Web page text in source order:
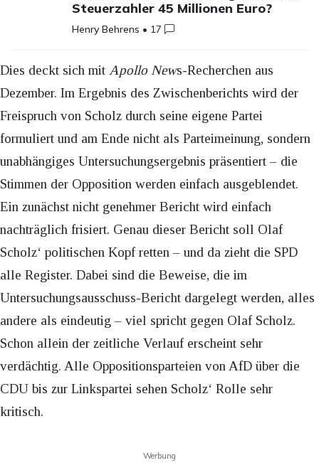
Steuerzahler 45 Millionen Euro?
Henry Behrens • 17
Dies deckt sich mit Apollo News-Recherchen aus
Dezember. Im Ergebnis des Zwischenberichts wird der
Freispruch von Scholz durch seine eigene Partei
formuliert und am Ende nicht als Parteimeinung, sondern
unabhängiges Untersuchungsergebnis präsentiert – die
Stimmen der Opposition werden einfach ausgeblendet.
Ein zunächst nicht genehmer Bericht wird einfach
nachträglich frisiert. Genau dieser Bericht soll Olaf
Scholz‘ politischen Kopf retten – und da zieht die SPD
alle Register. Dabei sind die Beweise, die im
Untersuchungsausschuss-Bericht dargelegt werden, alles
andere als eindeutig – viel spricht gegen Olaf Scholz.
Schon allein der zeitliche Verlauf erscheint sehr
verdächtig. Alle Oppositionsparteien von AfD über die
CDU bis zur Linkspartei sehen Scholz‘ Rolle sehr
kritisch.
Werbung